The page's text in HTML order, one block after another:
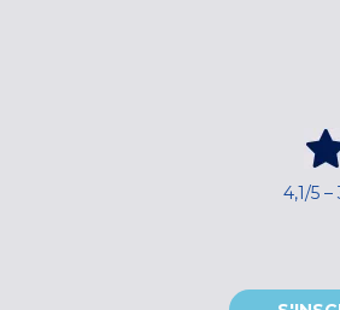
4,1/5